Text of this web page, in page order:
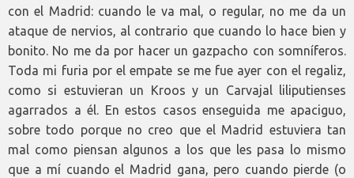
con el Madrid: cuando le va mal, o regular, no me da un
ataque de nervios, al contrario que cuando lo hace bien y
bonito. No me da por hacer un gazpacho con somníferos.
Toda mi furia por el empate se me fue ayer con el regaliz,
como si estuvieran un Kroos y un Carvajal liliputienses
agarrados a él. En estos casos enseguida me apaciguo,
sobre todo porque no creo que el Madrid estuviera tan
mal como piensan algunos a los que les pasa lo mismo
que a mí cuando el Madrid gana, pero cuando pierde (o